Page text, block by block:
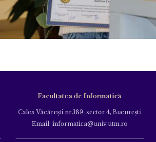
Facultatea de Informatică
Calea Văcăreşti nr.189, sector 4, Bucureşti
Email: informatica@univ.utm.ro